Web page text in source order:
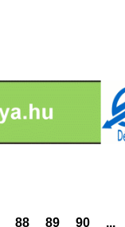
88 89 90 ...